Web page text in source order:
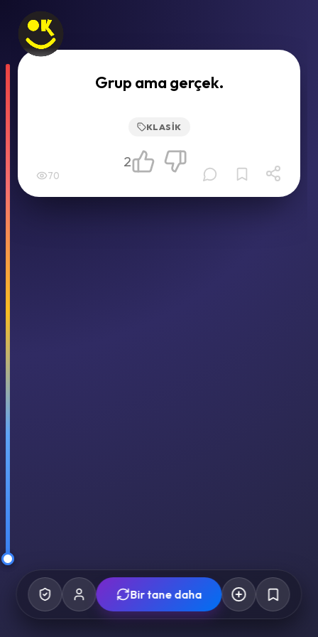
Grup ama gerçek.
KLASIK
70
2
Bir tane daha